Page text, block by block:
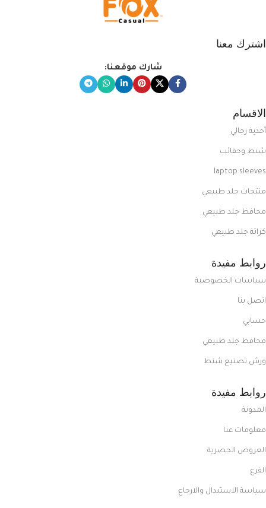
اشترك معنا
شارك موقعنا:
الاقسام
أحذية رجالي
شنط وحقائب
laptop sleeves
منتجات جلد طبيعي
محافظ جلد طبيعي
كراتة جلد طبيعي
روابط مفيدة
سياسات الخصوصية
اتصل بنا
حسابي
محافظ جلد طبيعي
ورش تصنيع شنط
روابط مفيدة
المدونة
معلومات عنا
العروض الحصرية
الفرع
سياسة الاستبدال والارجاع